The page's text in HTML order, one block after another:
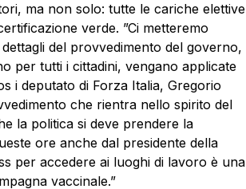
ma non solo: tutte le cariche elettive
verde. ”Ci metteremo
del provvedimento del governo,
per tutti i cittadini, vengano applicate
i deputato di Forza Italia, Gregorio
che rientra nello spirito del
la politica si deve prendere la
ore anche dal presidente della
per accedere ai luoghi di lavoro è una
vaccinale.”